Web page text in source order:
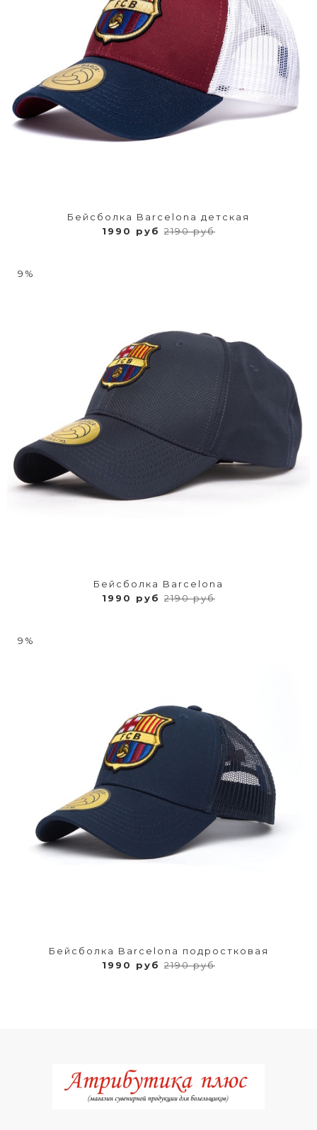
Бейсболка Barcelona детская
1990 руб 2190 руб
9%
Бейсболка Barcelona
1990 руб 2190 руб
9%
Бейсболка Barcelona подростковая
1990 руб 2190 руб